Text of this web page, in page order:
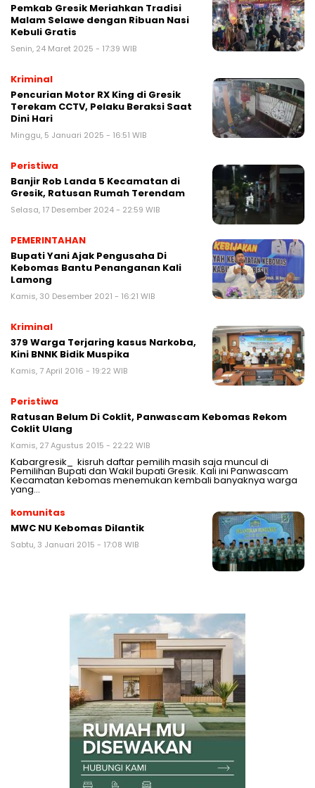
Pemkab Gresik Meriahkan Tradisi
Malam Selawe dengan Ribuan Nasi
Kebuli Gratis
Senin, 24 Maret 2025 - 17:39 WIB
Kriminal
Pencurian Motor RX King di Gresik
Terekam CCTV, Pelaku Beraksi Saat
Dini Hari
Minggu, 5 Januari 2025 - 16:51 WIB
Peristiwa
Banjir Rob Landa 5 Kecamatan di
Gresik, Ratusan Rumah Terendam
Selasa, 17 Desember 2024 - 22:59 WIB
PEMERINTAHAN
Bupati Yani Ajak Pengusaha Di
Kebomas Bantu Penanganan Kali
Lamong
Kamis, 30 Desember 2021 - 16:21 WIB
Kriminal
379 Warga Terjaring kasus Narkoba,
Kini BNNK Bidik Muspika
Kamis, 7 April 2016 - 19:22 WIB
Peristiwa
Ratusan Belum Di Coklit, Panwascam Kebomas Rekom
Coklit Ulang
Kamis, 27 Agustus 2015 - 22:22 WIB
Kabargresik_ kisruh daftar pemilih masih saja muncul di
Pemilihan Bupati dan Wakil bupati Gresik. Kali ini Panwascam
Kecamatan kebomas menemukan kembali banyaknya warga
yang…
komunitas
MWC NU Kebomas Dilantik
Sabtu, 3 Januari 2015 - 17:08 WIB